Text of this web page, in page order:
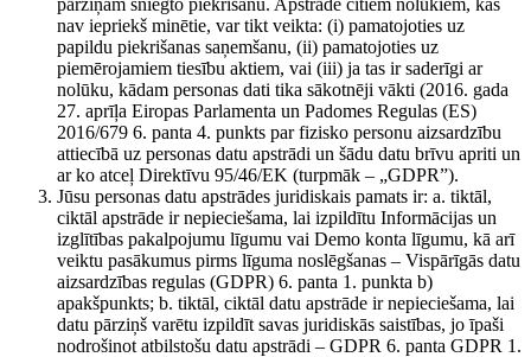
pārziņam sniegto piekrišanu. Apstrāde citiem nolūkiem, kas
nav iepriekš minētie, var tikt veikta: (i) pamatojoties uz
papildu piekrišanas saņemšanu, (ii) pamatojoties uz
piemērojamiem tiesību aktiem, vai (iii) ja tas ir saderīgi ar
nolūku, kādam personas dati tika sākotnēji vākti (2016. gada
27. aprīļa Eiropas Parlamenta un Padomes Regulas (ES)
2016/679 6. panta 4. punkts par fizisko personu aizsardzību
attiecībā uz personas datu apstrādi un šādu datu brīvu apriti un
ar ko atceļ Direktīvu 95/46/EK (turpmāk – „GDPR”).
Jūsu personas datu apstrādes juridiskais pamats ir: a. tiktāl,
ciktāl apstrāde ir nepieciešama, lai izpildītu Informācijas un
izglītības pakalpojumu līgumu vai Demo konta līgumu, kā arī
veiktu pasākumus pirms līguma noslēgšanas – Vispārīgās datu
aizsardzības regulas (GDPR) 6. panta 1. punkta b)
apakšpunkts; b. tiktāl, ciktāl datu apstrāde ir nepieciešama, lai
datu pārziņš varētu izpildīt savas juridiskās saistības, jo īpaši
nodrošinot atbilstošu datu apstrādi – GDPR 6. panta GDPR 1.